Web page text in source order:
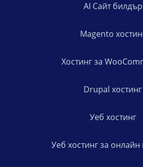
AI Сайт билдър
Magento
Хостинг за
Drupal хостинг
Уеб хостинг
Уеб хостинг за онлайн